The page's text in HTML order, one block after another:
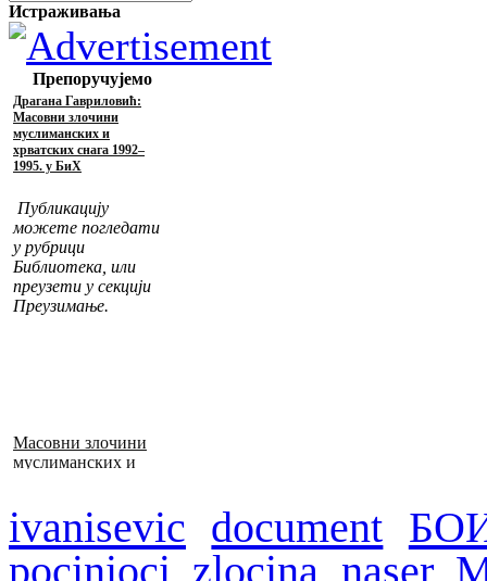
Истраживања
Препоручујемо
Драгана Гавриловић:
Масовни злочини
муслиманских и
хрватских снага 1992–
1995. у БиХ
Публикацију
можете погледати
у рубрици
Библиотека, или
преузети у секцији
Преузимање.
Масовни злочини
муслиманских и
ivanisevic document
pocinioci zlocina naser